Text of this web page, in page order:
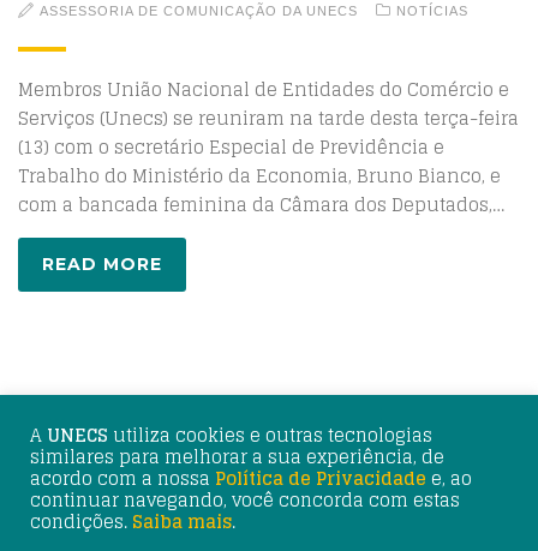
ASSESSORIA DE COMUNICAÇÃO DA UNECS
NOTÍCIAS
Membros União Nacional de Entidades do Comércio e
Serviços (Unecs) se reuniram na tarde desta terça-feira
(13) com o secretário Especial de Previdência e
Trabalho do Ministério da Economia, Bruno Bianco, e
com a bancada feminina da Câmara dos Deputados,…
READ MORE
© 2025 UNECS - União Nacional de Entidades do Comércio
AUNECS utiliza cookies e outras tecnologias
similares para melhorar a sua experiência, de
acordo com a nossa Política de Privacidadee, ao
continuar navegando, você concorda com estas
condições.Saiba mais.